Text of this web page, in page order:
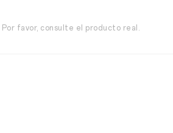
favor, consulte el producto real.